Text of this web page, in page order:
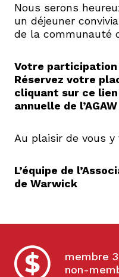
Nous serons
un déjeuner
de la communauté
Votre
Réservez votre
cliquant sur ce lien
annuelle de
Au plaisir de vous y
L’équipe de
de Warwick
membre
non-